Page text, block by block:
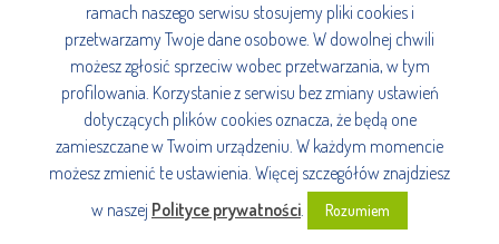
ramach naszego serwisu stosujemy pliki cookies i
przetwarzamy Twoje dane osobowe. W dowolnej chwili
możesz zgłosić sprzeciw wobec przetwarzania, w tym
profilowania. Korzystanie z serwisu bez zmiany ustawień
dotyczących plików cookies oznacza, że będą one
zamieszczane w Twoim urządzeniu. W każdym momencie
możesz zmienić te ustawienia. Więcej szczegółów znajdziesz
w naszej Polityce prywatności. Rozumiem